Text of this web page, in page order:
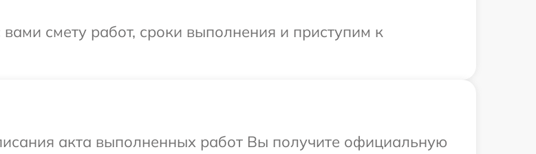
смету работ, сроки выполнения и приступим к
акта выполненных работ Вы получите официальную